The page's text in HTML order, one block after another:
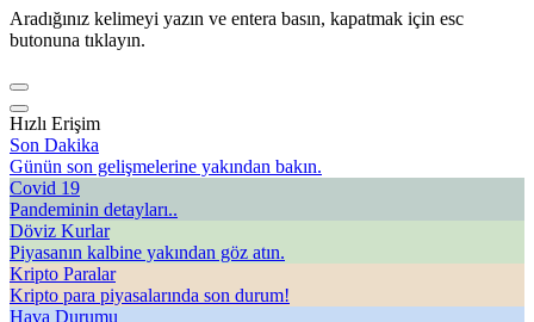
Aradığınız kelimeyi yazın ve entera basın, kapatmak için esc
butonuna tıklayın.
Hızlı Erişim
Son Dakika
Günün son gelişmelerine yakından bakın.
Covid 19
Pandeminin detayları..
Döviz Kurlar
Piyasanın kalbine yakından göz atın.
Kripto Paralar
Kripto para piyasalarında son durum!
Hava Durumu